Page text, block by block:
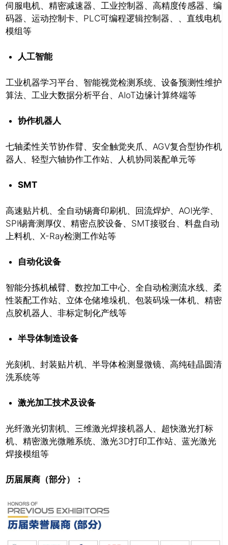
伺服电机、精密减速器、工业控制器、高精度传感器、编
码器、运动控制卡、PLC可编程逻辑控制器、、直线电机
模组等
人工智能
工业机器学习平台、智能视觉检测系统、设备预测性维护
算法、工业大数据分析平台、AIoT边缘计算终端等
协作机器人
七轴柔性关节协作臂、安全触觉夹爪、AGV复合型协作机
器人、轻型六轴协作工作站、人机协同装配单元等
SMT
高速贴片机、全自动锡膏印刷机、回流焊炉、AOI光学、
SPI锡膏测厚仪、精密点胶设备、SMT接驳台、料盘自动
上料机、X-Ray检测工作站等
自动化设备
智能分拣机械臂、数控加工中心、全自动检测流水线、柔
性装配工作站、立体仓储堆垛机、包装码垛一体机、精密
点胶机器人、非标定制化产线等
半导体制造设备
光刻机、封装贴片机、半导体检测显微镜、高纯硅晶圆清
洗系统等
激光加工技术及设备
光纤激光切割机、三维激光焊接机器人、超快激光打标
机、精密激光微雕系统、激光3D打印工作站、蓝光激光
焊接模组等
历届展商（部分）：
推广链接：
关闭